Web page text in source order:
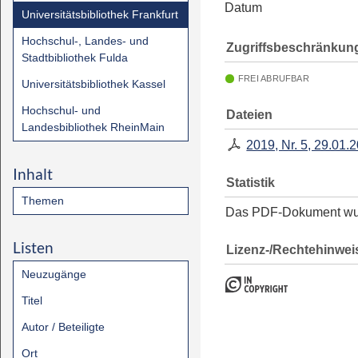
Universitätsbibliothek Frankfurt
Hochschul-, Landes- und
Stadtbibliothek Fulda
Universitätsbibliothek Kassel
Hochschul- und
Landesbibliothek RheinMain
Inhalt
Themen
Listen
Neuzugänge
Titel
Autor / Beteiligte
Ort
Datum
FREI ABRUFBAR
Dateien
2019, Nr. 5,
Statistik
Das PDF-Dokument
Lizenz-/